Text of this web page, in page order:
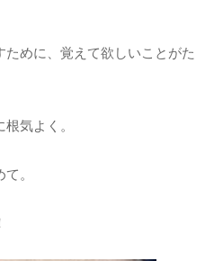
めに、覚えて欲しいことがた
気よく。
。